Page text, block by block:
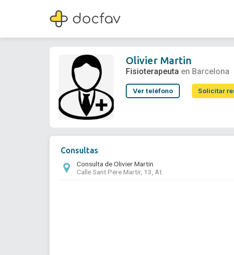
Olivier Martin
Fisioterapeuta
Olivier Martin
Fisioterapeuta en Barcelona
Ver teléfono Solicitar
Consultas
Consulta de Olivier Martin
Calle Sant Pere Martir, 13, At.